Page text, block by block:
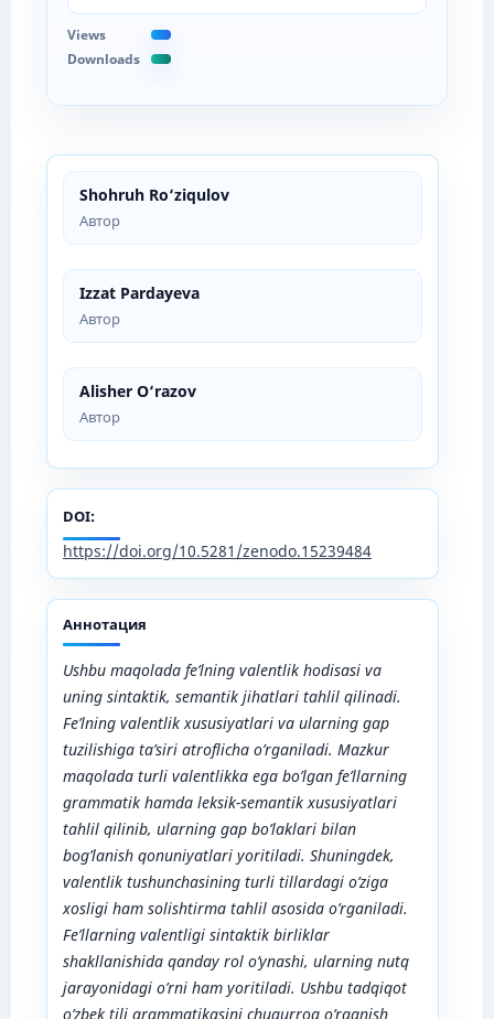
Shohruh Ro‘ziqulov
Автор
Izzat Pardayeva
Автор
Alisher O‘razov
Автор
DOI:
https://doi.org/10.5281/zenodo.15239484
Аннотация
Ushbu maqolada fe’lning valentlik hodisasi va
uning sintaktik, semantik jihatlari tahlil qilinadi.
Fe’lning valentlik xususiyatlari va ularning gap
tuzilishiga ta’siri atroflicha o’rganiladi. Mazkur
maqolada turli valentlikka ega bo’lgan fe’llarning
grammatik hamda leksik-semantik xususiyatlari
tahlil qilinib, ularning gap bo’laklari bilan
bog’lanish qonuniyatlari yoritiladi. Shuningdek,
valentlik tushunchasining turli tillardagi o’ziga
xosligi ham solishtirma tahlil asosida o’rganiladi.
Fe’llarning valentligi sintaktik birliklar
shakllanishida qanday rol o’ynashi, ularning nutq
jarayonidagi o’rni ham yoritiladi. Ushbu tadqiqot
o’zbek tili grammatikasini chuqurroq o’rganish
Views
Downloads